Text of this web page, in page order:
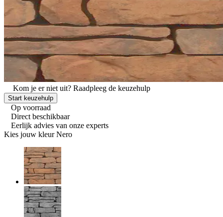
Kom je er niet uit? Raadpleeg de keuzehulp
Start keuzehulp
Op voorraad
Direct beschikbaar
Eerlijk advies van onze experts
Kies jouw kleur Nero